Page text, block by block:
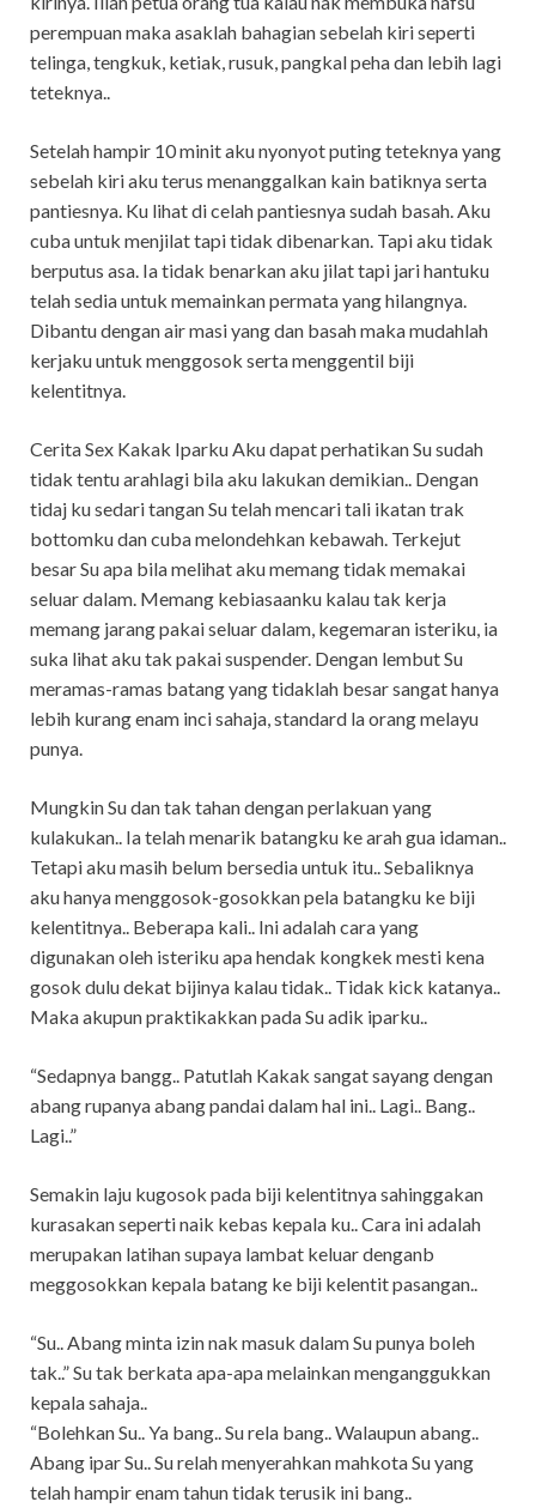
perempuan maka asaklah bahagian sebelah kiri seperti
telinga, tengkuk, ketiak, rusuk, pangkal peha dan lebih lagi
teteknya..
Setelah hampir 10 minit aku nyonyot puting teteknya yang
sebelah kiri aku terus menanggalkan kain batiknya serta
pantiesnya. Ku lihat di celah pantiesnya sudah basah. Aku
cuba untuk menjilat tapi tidak dibenarkan. Tapi aku tidak
berputus asa. Ia tidak benarkan aku jilat tapi jari hantuku
telah sedia untuk memainkan permata yang hilangnya.
Dibantu dengan air masi yang dan basah maka mudahlah
kerjaku untuk menggosok serta menggentil biji
kelentitnya.
Cerita Sex Kakak Iparku Aku dapat perhatikan Su sudah
tidak tentu arahlagi bila aku lakukan demikian.. Dengan
tidaj ku sedari tangan Su telah mencari tali ikatan trak
bottomku dan cuba melondehkan kebawah. Terkejut
besar Su apa bila melihat aku memang tidak memakai
seluar dalam. Memang kebiasaanku kalau tak kerja
memang jarang pakai seluar dalam, kegemaran isteriku, ia
suka lihat aku tak pakai suspender. Dengan lembut Su
meramas-ramas batang yang tidaklah besar sangat hanya
lebih kurang enam inci sahaja, standard la orang melayu
punya.
Mungkin Su dan tak tahan dengan perlakuan yang
kulakukan.. Ia telah menarik batangku ke arah gua idaman..
Tetapi aku masih belum bersedia untuk itu.. Sebaliknya
aku hanya menggosok-gosokkan pela batangku ke biji
kelentitnya.. Beberapa kali.. Ini adalah cara yang
digunakan oleh isteriku apa hendak kongkek mesti kena
gosok dulu dekat bijinya kalau tidak.. Tidak kick katanya..
Maka akupun praktikakkan pada Su adik iparku..
“Sedapnya bangg.. Patutlah Kakak sangat sayang dengan
abang rupanya abang pandai dalam hal ini.. Lagi.. Bang..
Lagi..”
Semakin laju kugosok pada biji kelentitnya sahinggakan
kurasakan seperti naik kebas kepala ku.. Cara ini adalah
merupakan latihan supaya lambat keluar denganb
meggosokkan kepala batang ke biji kelentit pasangan..
“Su.. Abang minta izin nak masuk dalam Su punya boleh
tak..” Su tak berkata apa-apa melainkan menganggukkan
kepala sahaja..
“Bolehkan Su.. Ya bang.. Su rela bang.. Walaupun abang..
Abang ipar Su.. Su relah menyerahkan mahkota Su yang
telah hampir enam tahun tidak terusik ini bang..